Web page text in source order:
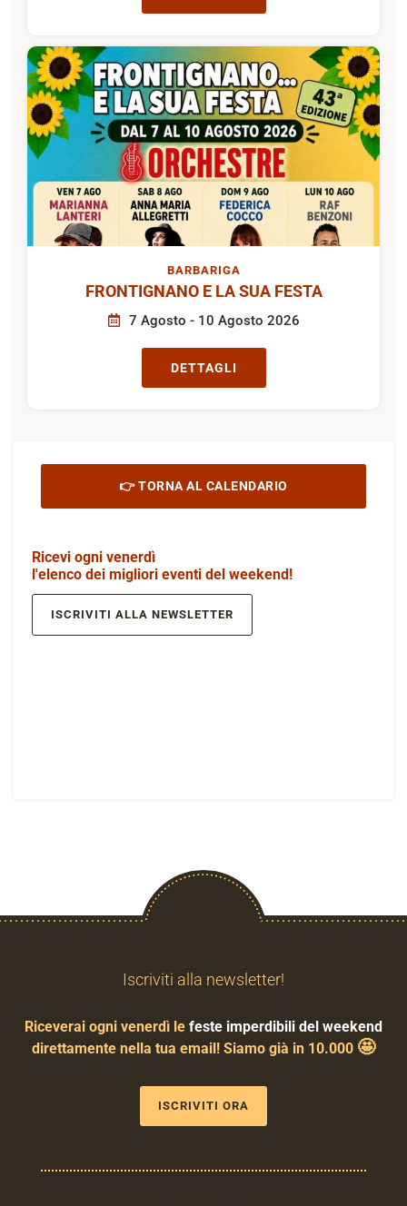
BARBARIGA
FRONTIGNANO E LA SUA FESTA
7 Agosto - 10 Agosto 2026
DETTAGLI
👉 TORNA AL CALENDARIO
Ricevi ogni venerdì
l'elenco dei migliori eventi del weekend!
ISCRIVITI ALLA NEWSLETTER
Iscriviti alla newsletter!
Riceverai ogni venerdì le feste imperdibili del weekend
direttamente nella tua email! Siamo già in 10.000 🤩
ISCRIVITI ORA